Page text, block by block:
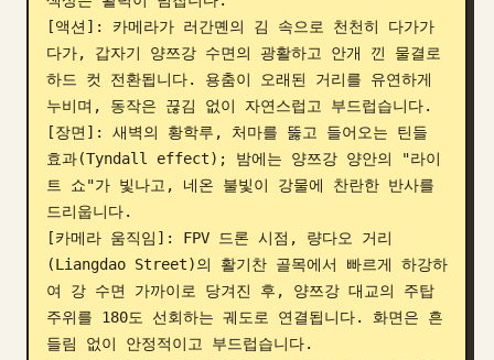
[액션]: 카메라가 러간몐의 김 속으로 천천히 다가가
다가, 갑자기 양쯔강 수면의 광활하고 안개 낀 물결로
하드 컷 전환됩니다. 용춤이 오래된 거리를 유연하게
누비며, 동작은 끊김 없이 자연스럽고 부드럽습니다.
[장면]: 새벽의 황학루, 처마를 뚫고 들어오는 틴들
효과(Tyndall effect); 밤에는 양쯔강 양안의 "라이
트 쇼"가 빛나고, 네온 불빛이 강물에 찬란한 반사를
드리웁니다.
[카메라 움직임]: FPV 드론 시점, 량다오 거리
(Liangdao Street)의 활기찬 골목에서 빠르게 하강하
여 강 수면 가까이로 당겨진 후, 양쯔강 대교의 주탑
주위를 180도 선회하는 궤도로 연결됩니다. 화면은 흔
들림 없이 안정적이고 부드럽습니다.